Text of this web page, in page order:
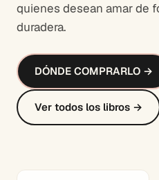
quienes desean amar de
duradera.
DÓNDE COMPRARLO →
Ver todos los libros →